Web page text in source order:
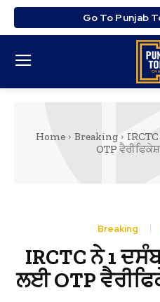
Go To Punjab
Home Breaking
OTP
Breaking
IRCTC ਨੇ 1
ਲਈ OTP